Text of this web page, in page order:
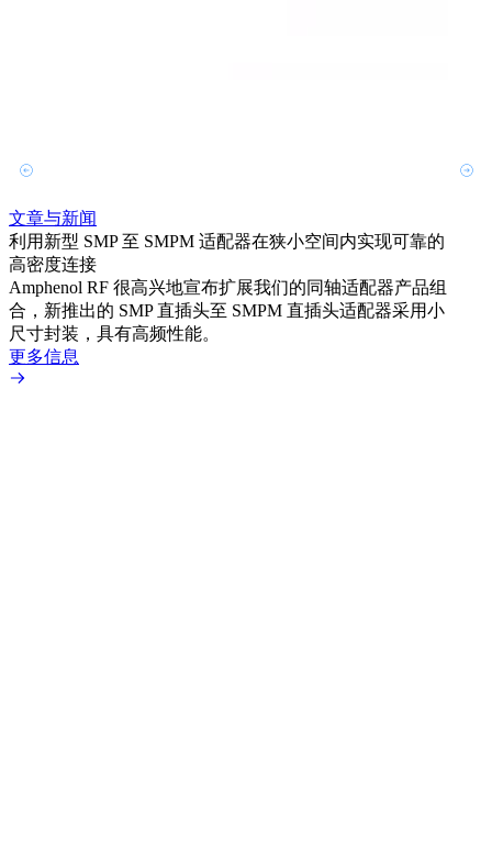
文章与新闻
利用新型 SMP 至 SMPM 适配器在狭小空间内实现可靠的
高密度连接
Amphenol RF 很高兴地宣布扩展我们的同轴适配器产品组
合，新推出的 SMP 直插头至 SMPM 直插头适配器采用小
尺寸封装，具有高频性能。
更多信息
更多